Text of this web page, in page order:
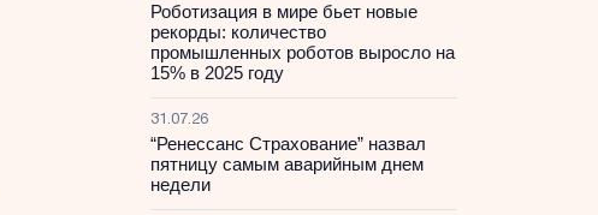
Роботизация в мире бьет новые
рекорды: количество
промышленных роботов выросло на
15% в 2025 году
31.07.26
“Ренессанс Страхование” назвал
пятницу самым аварийным днем
недели